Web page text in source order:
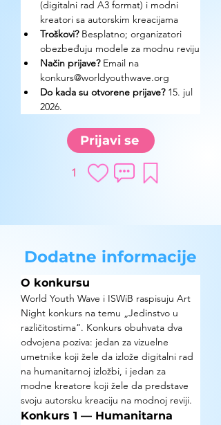
(digitalni rad A3 format) i modni
kreatori sa autorskim kreacijama
Troškovi? Besplatno; organizatori
obezbeđuju modele za modnu reviju
Način prijave? Email na
konkurs@worldyouthwave.org
Do kada su otvorene prijave? 15. jul
2026.
Prijavi se
1
Dodatne informacije
O konkursu
World Youth Wave i ISWiB raspisuju Art
Night konkurs na temu „Jedinstvo u
različitostima“. Konkurs obuhvata dva
odvojena poziva: jedan za vizuelne
umetnike koji žele da izlože digitalni rad
na humanitarnoj izložbi, i jedan za
modne kreatore koji žele da predstave
svoju autorsku kreaciju na modnoj reviji.
Konkurs 1 — Humanitarna